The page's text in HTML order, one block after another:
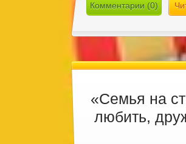
Комментарии (0)
«Семья на
любить,